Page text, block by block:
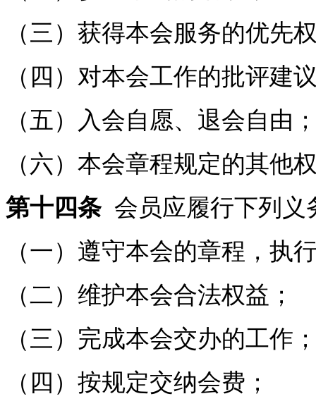
（三）获得本会服务的优先
（四）对本会工作的批评建
（五）入会自愿、退会自由
（六）本会章程规定的其他
第十四条会员应履行下列义
（一）遵守本会的章程，执
（二）维护本会合法权益；
（三）完成本会交办的工作
（四）按规定交纳会费；